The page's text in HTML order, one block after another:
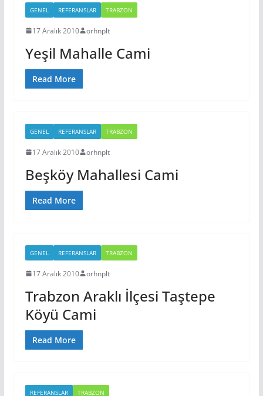
GENEL REFERANSLAR TRABZON
17 Aralık 2010 orhnplt
Yeşil Mahalle Cami
Read More
GENEL REFERANSLAR TRABZON
17 Aralık 2010 orhnplt
Beşköy Mahallesi Cami
Read More
GENEL REFERANSLAR TRABZON
17 Aralık 2010 orhnplt
Trabzon Araklı İlçesi Taştepe
Köyü Cami
Read More
REFERANSLAR TRABZON